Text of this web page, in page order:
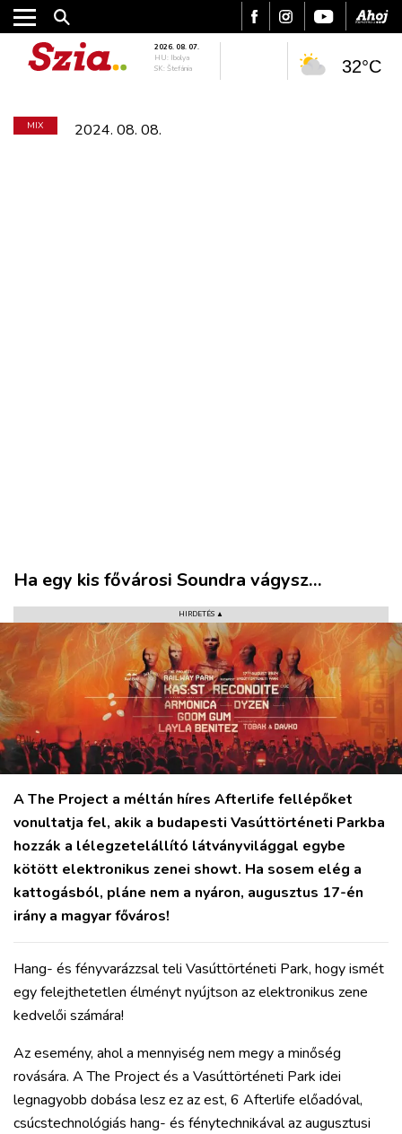
RÉGIÓ
SPORT
KULTÚRA
PODCAST
MIX
2026. 08. 07.
HU: Ibolya
SK: Štefánia
32°C
MIX 2024. 08. 08.
Ha egy kis fővárosi Soundra vágysz…
HIRDETÉS ▲
A The Project a méltán híres Afterlife fellépőket
vonultatja fel, akik a budapesti Vasúttörténeti Parkba
hozzák a lélegzetelállító látványvilággal egybe
kötött elektronikus zenei showt. Ha sosem elég a
kattogásból, pláne nem a nyáron, augusztus 17-én
irány a magyar főváros!
Hang- és fényvarázzsal teli Vasúttörténeti Park, hogy ismét
egy felejthetetlen élményt nyújtson az elektronikus zene
kedvelői számára!
Az esemény, ahol a mennyiség nem megy a minőség
rovására. A The Project és a Vasúttörténeti Park idei
legnagyobb dobása lesz ez az est, 6 Afterlife előadóval,
csúcstechnológiás hang- és fénytechnikával az augusztusi